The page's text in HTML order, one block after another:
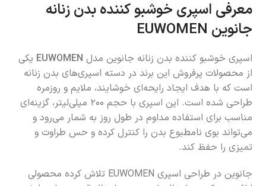
معرفی اسپری خوشبو کننده بدن زنانه
جانوین EUWOMEN
اسپری خوشبو کننده بدن زنانه جانوین مدل EUWOMEN یکی
از محصولات پرفروش این برند در دسته اسپری‌های بدن زنانه
است که با هدف ایجاد رایحه‌ای خوشایند، ملایم و روزمره
طراحی شده است. این اسپری با حجم ۲۰۰ میلی‌لیتر، گزینه‌ای
مناسب برای استفاده مداوم در طول روز به شمار می‌رود و
می‌تواند بوی نامطبوع بدن را کنترل کرده و حس طراوت و
تمیزی را حفظ کند.
جانوین در طراحی اسپری EUWOMEN تلاش کرده محصولی